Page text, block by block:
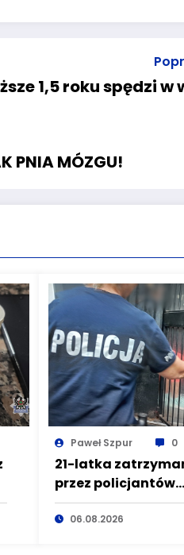
1,5 roku spędzi w
PNIA MÓZGU!
Paweł Szpur 0
21-latka
przez policjantów
kryminalnych
pierwszego
06.08.2026